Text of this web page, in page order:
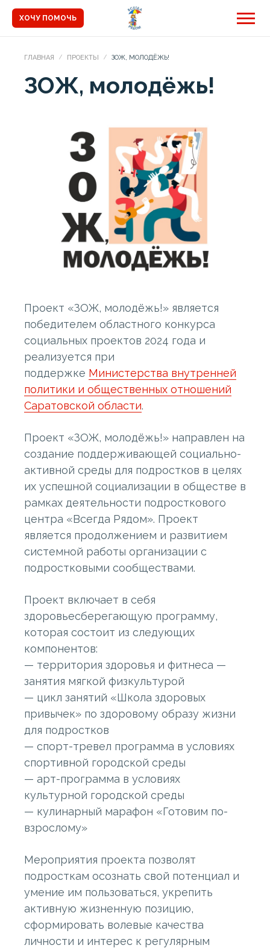
ХОЧУ ПОМОЧЬ
ГЛАВНАЯ ПРОЕКТЫ ЗОЖ, МОЛОДЁЖЬ!
ЗОЖ, молодёжь!
Проект «ЗОЖ, молодёжь!» является
победителем областного конкурса
социальных проектов 2024 года и
реализуется при
поддержке Министерства внутренней
политики и общественных отношений
Саратовской области.
Проект «ЗОЖ, молодёжь!» направлен на
создание поддерживающей социально-
активной среды для подростков в целях
их успешной социализации в обществе в
рамках деятельности подросткового
центра «Всегда Рядом». Проект
является продолжением и развитием
системной работы организации с
подростковыми сообществами.
Проект включает в себя
здоровьесберегающую программу,
которая состоит из следующих
компонентов:
— территория здоровья и фитнеса —
занятия мягкой физкультурой
— цикл занятий «Школа здоровых
привычек» по здоровому образу жизни
для подростков
— спорт-тревел программа в условиях
спортивной городской среды
— арт-программа в условиях
культурной городской среды
— кулинарный марафон «Готовим по-
взрослому»
Мероприятия проекта позволят
подросткам осознать свой потенциал и
умение им пользоваться, укрепить
активную жизненную позицию,
сформировать волевые качества
личности и интерес к регулярным